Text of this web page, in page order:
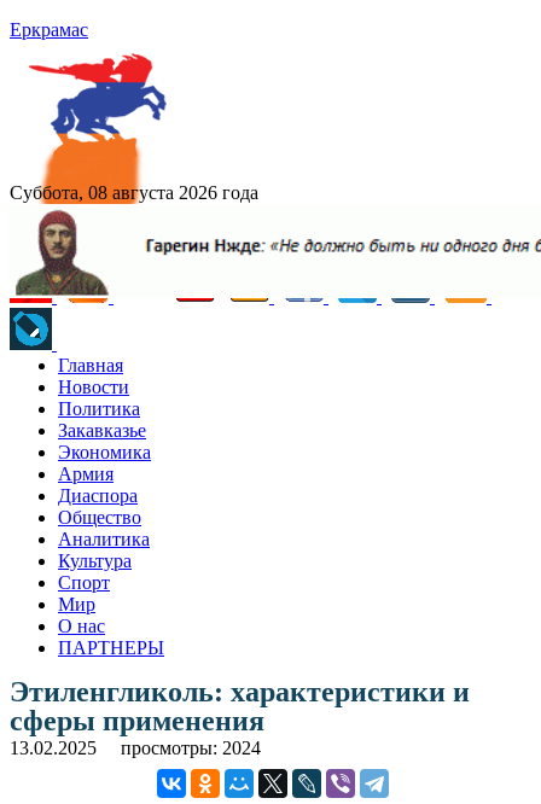
Еркрамас
Суббота, 08 августа 2026 года
Главная
Новости
Политика
Закавказье
Экономика
Армия
Диаспора
Общество
Аналитика
Культура
Спорт
Мир
О нас
ПАРТНЕРЫ
Этиленгликоль: характеристики и
сферы применения
13.02.2025 просмотры: 2024